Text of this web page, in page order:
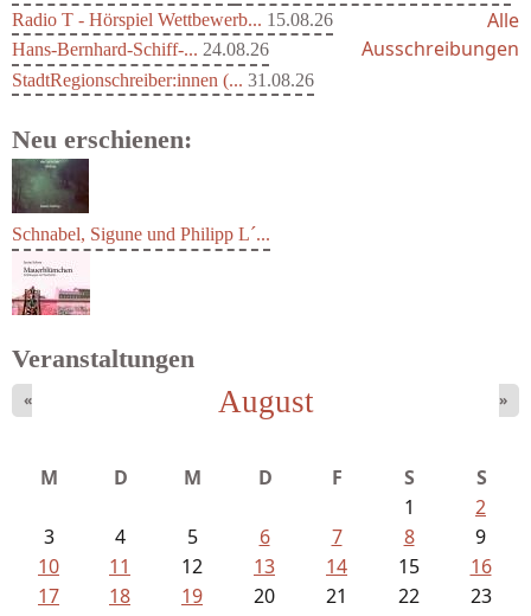
Radio T - Hörspiel Wettbewerb... 15.08.26
Hans-Bernhard-Schiff-... 24.08.26
StadtRegionschreiber:innen (... 31.08.26
Alle
Ausschreibungen
Neu erschienen:
Schnabel, Sigune und Philipp L´...
Veranstaltungen
August
« »
M D M D F S
S
1
2
3
4 5 6 7 8
9
10
11 12 13 14 15
16
17
18 19 20 21 22
23